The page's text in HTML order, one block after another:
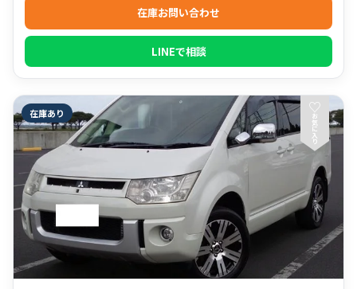
在庫お問い合わせ
LINEで相談
在庫あり ♡
お
気
に
入
り